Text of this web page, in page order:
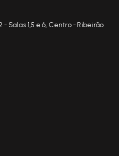
Salas 1,5 e 6, Centro - Ribeirão